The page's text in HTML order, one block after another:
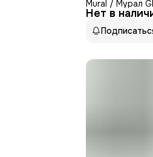
Нет в
Mural / Мурал
Матовый 30x60